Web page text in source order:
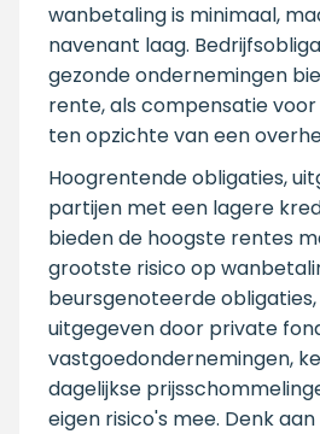
wanbetaling is minimaal,
navenant laag.
gezonde ondernemingen
rente, als compensatie
ten opzichte van een
Hoogrentende obligaties,
partijen met een lagere
bieden de hoogste rentes
grootste risico op
beursgenoteerde
uitgegeven door private
vastgoedondernemingen,
dagelijkse
eigen risico's mee. Denk